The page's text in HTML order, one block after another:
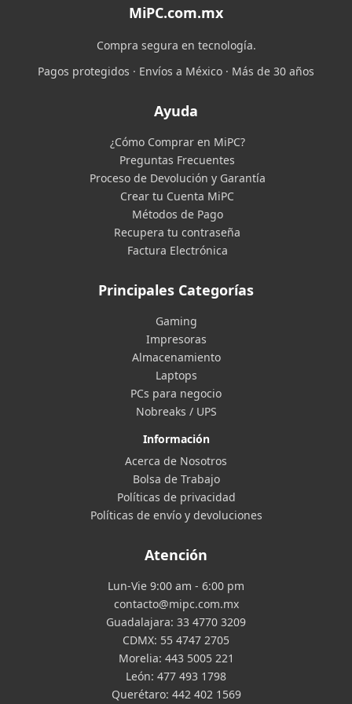
MiPC.com.mx
Compra segura en tecnología.
Pagos protegidos · Envíos a México · Más de 30 años
Ayuda
¿Cómo Comprar en MiPC?
Preguntas Frecuentes
Proceso de Devolución y Garantía
Crear tu Cuenta MiPC
Métodos de Pago
Recupera tu contraseña
Factura Electrónica
Principales Categorías
Gaming
Impresoras
Almacenamiento
Laptops
PCs para negocio
Nobreaks / UPS
Información
Acerca de Nosotros
Bolsa de Trabajo
Políticas de privacidad
Políticas de envío y devoluciones
Atención
Lun-Vie 9:00 am - 6:00 pm
contacto@mipc.com.mx
Guadalajara: 33 4770 3209
CDMX: 55 4747 2705
Morelia: 443 5005 221
León: 477 493 1798
Querétaro: 442 402 1569